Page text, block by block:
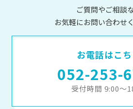
ご質問やご相談
お気軽にお問い合わせ
お電話はこ
052-253-
受付時間 9:00～